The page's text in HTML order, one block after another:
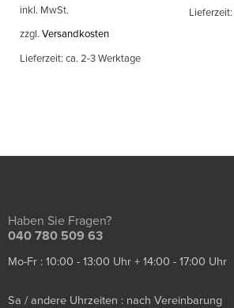
inkl. MwSt.
zzgl. Versandkosten
Lieferzeit: ca. 2-3 Werktage
Lieferzeit:
Haben Sie Fragen?
040 780 509 63
Mo-Fr : 10:00 - 13:00 Uhr + 14:00 - 17:00 Uhr
Sa / andere Uhrzeiten : nach Vereinbarung